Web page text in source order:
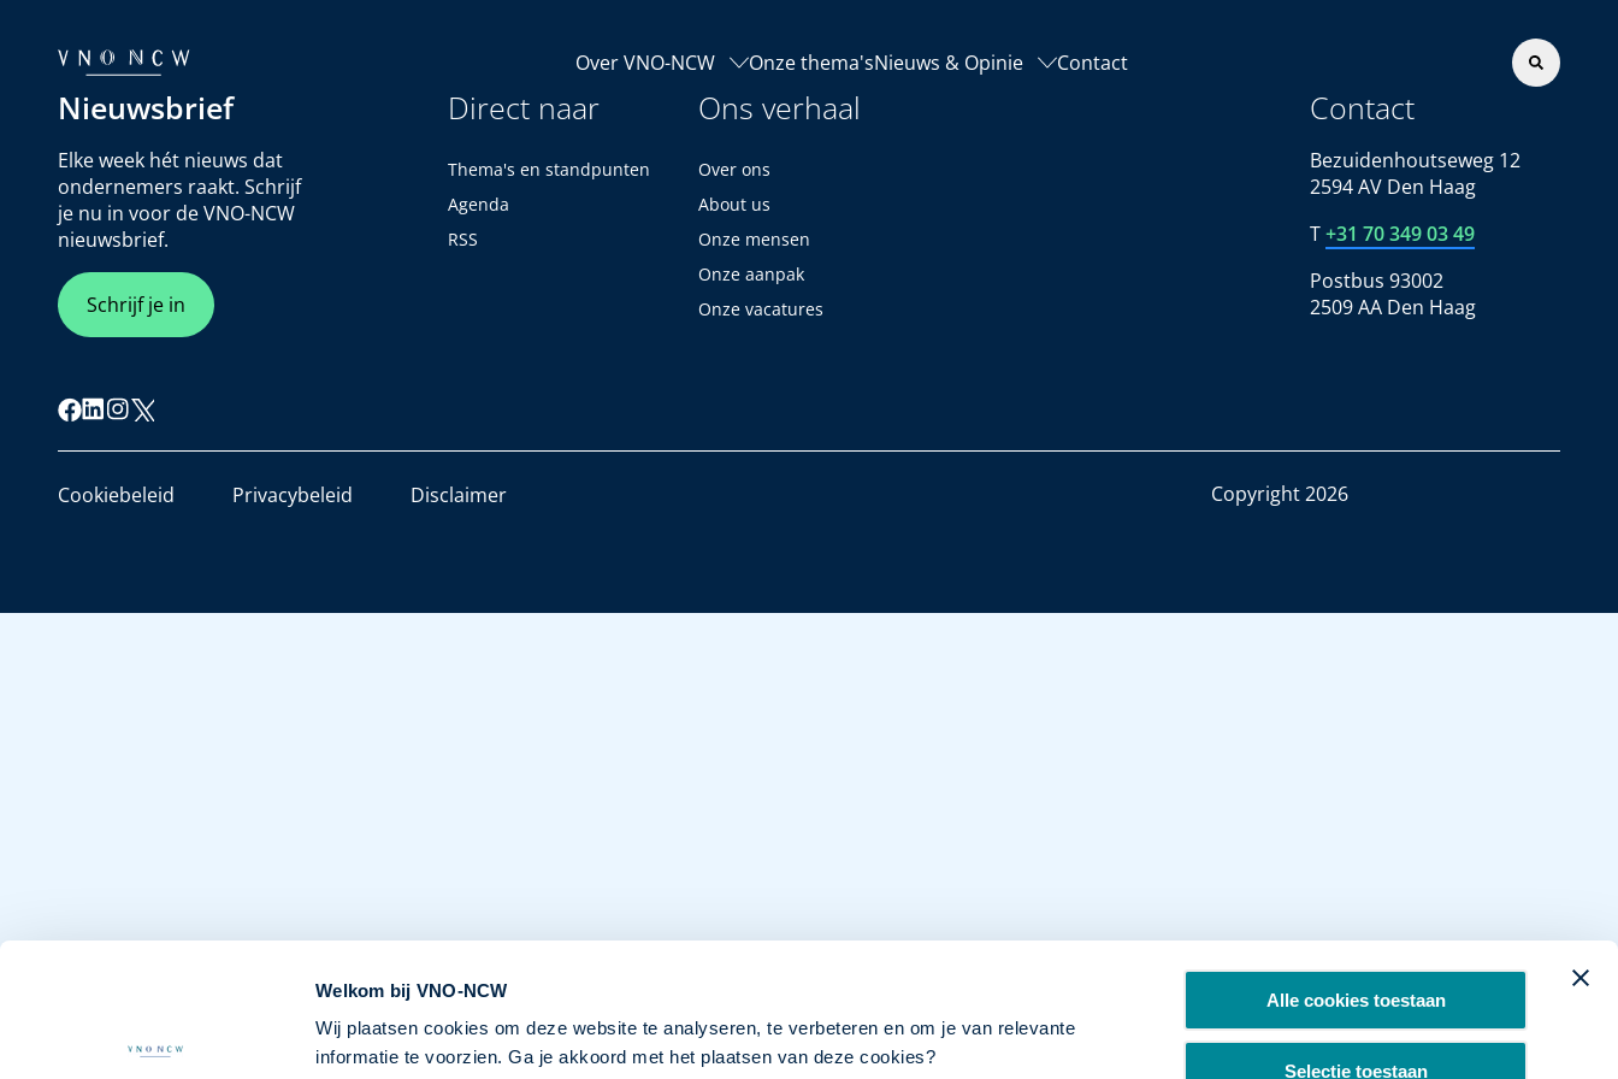
Welkom bij VNO-NCW
Wij plaatsen cookies om deze website te analyseren, te verbeteren en om je van relevante
informatie te voorzien. Ga je akkoord met het plaatsen van deze cookies?
Alle cookies toestaan
Selectie toestaan
Over VNO-NCW Onze thema'sNieuws & Opinie Contact
Nieuwsbrief
Elke week hét nieuws dat
ondernemers raakt. Schrijf
je nu in voor de VNO-NCW
nieuwsbrief.
Schrijf je in
Direct naar
Thema's en standpunten
Agenda
RSS
Ons verhaal
Over ons
About us
Onze mensen
Onze aanpak
Onze vacatures
Contact
Bezuidenhoutseweg 12
2594 AV Den Haag
T+31 70 349 03 49
Postbus 93002
2509 AA Den Haag
Cookiebeleid Privacybeleid Disclaimer Copyright 2026